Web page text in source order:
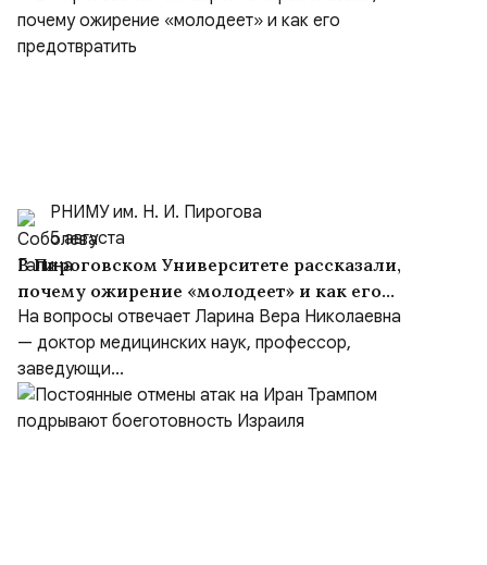
РНИМУ им. Н. И. Пирогова
5 августа
В Пироговском Университете рассказали,
почему ожирение «молодеет» и как его
предотвратить
На вопросы отвечает Ларина Вера Николаевна
— доктор медицинских наук, профессор,
заведующи...